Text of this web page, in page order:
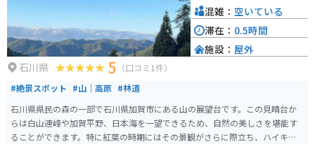
石川県 5 （口コミ1件）
#絶景スポット #山｜高原 #林道
石川県県民の森の一部で石川県加賀市にある山の展望台です。この見晴台か
らは白山連峰や加賀平野、日本海を一望できるため、自然の美しさを堪能す
ることができます。特に紅葉の時期にはその景観がさらに際立ち、ハイキン
混雑： 空いている
滞在： 0.5時間
施設： 屋外